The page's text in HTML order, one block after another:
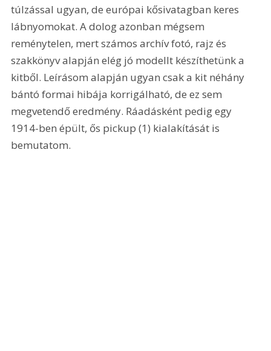
túlzással ugyan, de európai kősivatagban keres
lábnyomokat. A dolog azonban mégsem
reménytelen, mert számos archív fotó, rajz és
szakkönyv alapján elég jó modellt készíthetünk a
kitből. Leírásom alapján ugyan csak a kit néhány
bántó formai hibája korrigálható, de ez sem
megvetendő eredmény. Ráadásként pedig egy
1914-ben épült, ős pickup (1) kialakítását is
bemutatom.